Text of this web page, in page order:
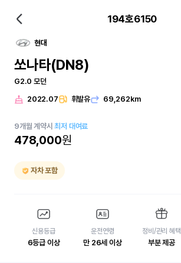
194호6150
현대
쏘나타(DN8)
G2.0 모던
2022.07 휘발유 69,262km
9개월 계약시최저 대여료
478,000원
자차 포함
신용등급
6등급 이상
운전연령
만 26세 이상
정비/관리 혜택
부분 제공